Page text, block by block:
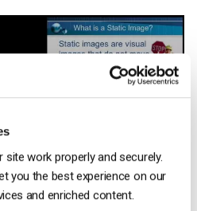
work properly and securely.
you the best experience on our
and enriched content.
esta funcionalidade,